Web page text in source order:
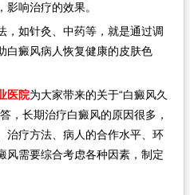
响治疗的效果。
如针灸、中药等，就是通过调
白癜风病人恢复健康的皮肤色
医院为大家带来的关于“白癜风久
，长期治疗白癜风的原因很多，
治疗方法、病人的合作水平、环
风需要综合考虑各种因素，制定